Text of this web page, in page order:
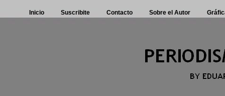
Inicio Suscribite Contacto Sobre el Autor